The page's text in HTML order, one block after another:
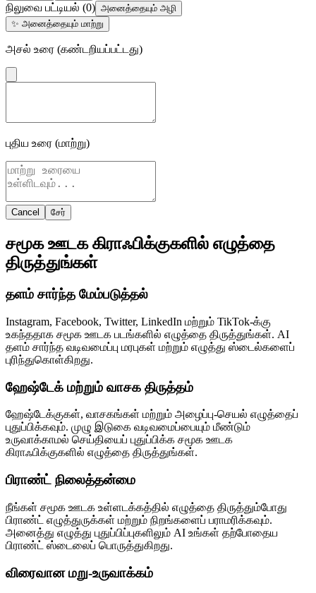
நிலுவை பட்டியல் (0) அனைத்தையும் அழி
✨ அனைத்தையும் மாற்று
அசல் உரை (கண்டறியப்பட்டது)
புதிய உரை (மாற்று)
Cancel சேர்
சமூக ஊடக கிராஃபிக்குகளில் எழுத்தை
திருத்துங்கள்
தளம் சார்ந்த மேம்படுத்தல்
Instagram, Facebook, Twitter, LinkedIn மற்றும் TikTok-க்கு
உகந்ததாக சமூக ஊடக படங்களில் எழுத்தை திருத்துங்கள். AI
தளம் சார்ந்த வடிவமைப்பு மரபுகள் மற்றும் எழுத்து ஸ்டைல்களைப்
புரிந்துகொள்கிறது.
ஹேஷ்டேக் மற்றும் வாசக திருத்தம்
ஹேஷ்டேக்குகள், வாசகங்கள் மற்றும் அழைப்பு-செயல் எழுத்தைப்
புதுப்பிக்கவும். முழு இடுகை வடிவமைப்பையும் மீண்டும்
உருவாக்காமல் செய்தியைப் புதுப்பிக்க சமூக ஊடக
கிராஃபிக்குகளில் எழுத்தை திருத்துங்கள்.
பிராண்ட் நிலைத்தன்மை
நீங்கள் சமூக ஊடக உள்ளடக்கத்தில் எழுத்தை திருத்தும்போது
பிராண்ட் எழுத்துருக்கள் மற்றும் நிறங்களைப் பராமரிக்கவும்.
அனைத்து எழுத்து புதுப்பிப்புகளிலும் AI உங்கள் தற்போதைய
பிராண்ட் ஸ்டைலைப் பொருத்துகிறது.
விரைவான மறு-உருவாக்கம்